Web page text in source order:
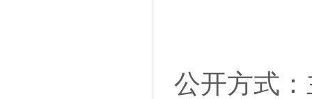
公开方式